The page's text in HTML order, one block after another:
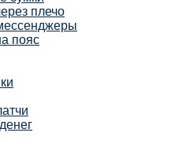
плечо
пояс